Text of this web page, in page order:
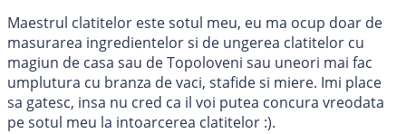
Maestrul clatitelor este sotul meu, eu ma ocup doar de
masurarea ingredientelor si de ungerea clatitelor cu
magiun de casa sau de Topoloveni sau uneori mai fac
umplutura cu branza de vaci, stafide si miere. Imi place
sa gatesc, insa nu cred ca il voi putea concura vreodata
pe sotul meu la intoarcerea clatitelor :).